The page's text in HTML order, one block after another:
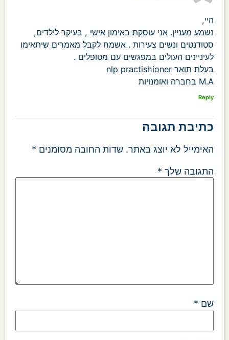
היי,
נשמע מעניין. אני עוסקת באימון אישי , בעיקר לילדים,
סטודנטים ונשים צעירות . אשמח לקבל מאמרים שיתאימו
לעיניינים העולים במפגשים עם מטופלים .
בעלת תואר nlp practishioner
M.A בחברה ואומנויות
Reply
כתיבת תגובה
האימייל לא יוצג באתר. שדות החובה מסומנים *
התגובה שלך *
שם *